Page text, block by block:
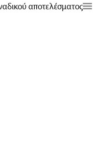
αποτελέσματος